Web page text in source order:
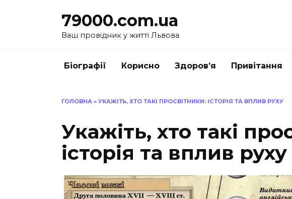
79000.com.ua
Ваш провідник у житті Львова
Біографії Корисно Здоров’я Привітання
ГОЛОВНА » УКАЖІТЬ, ХТО ТАКІ ПРОСВІТНИКИ: ІСТОРІЯ ТА ВПЛИВ РУХУ
Укажіть, хто такі
історія та вплив руху